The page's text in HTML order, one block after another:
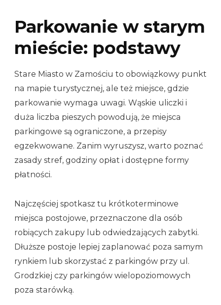
Parkowanie w starym
mieście: podstawy
Stare Miasto w Zamościu to obowiązkowy punkt
na mapie turystycznej, ale też miejsce, gdzie
parkowanie wymaga uwagi. Wąskie uliczki i
duża liczba pieszych powodują, że miejsca
parkingowe są ograniczone, a przepisy
egzekwowane. Zanim wyruszysz, warto poznać
zasady stref, godziny opłat i dostępne formy
płatności.
Najczęściej spotkasz tu krótkoterminowe
miejsca postojowe, przeznaczone dla osób
robiących zakupy lub odwiedzających zabytki.
Dłuższe postoje lepiej zaplanować poza samym
rynkiem lub skorzystać z parkingów przy ul.
Grodzkiej czy parkingów wielopoziomowych
poza starówką.